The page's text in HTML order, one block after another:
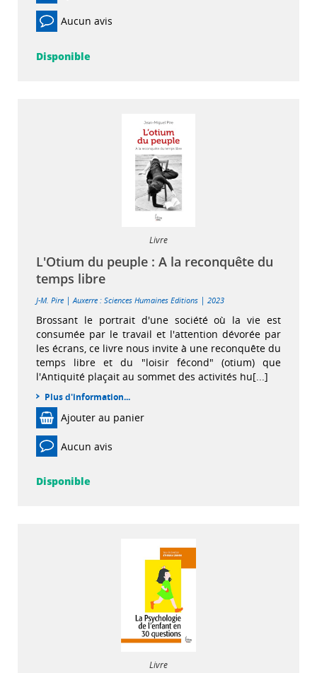
Aucun avis
Disponible
Livre
L'Otium du peuple : A la reconquête du
temps libre
J-M. Pire |Auxerre : Sciences Humaines Editions | 2023
Brossant le portrait d'une société où la vie est
consumée par le travail et l'attention dévorée par
les écrans, ce livre nous invite à une reconquête du
temps libre et du "loisir fécond" (otium) que
l'Antiquité plaçait au sommet des activités hu[...]
Plus d'information...
Ajouter au panier
Aucun avis
Disponible
Livre